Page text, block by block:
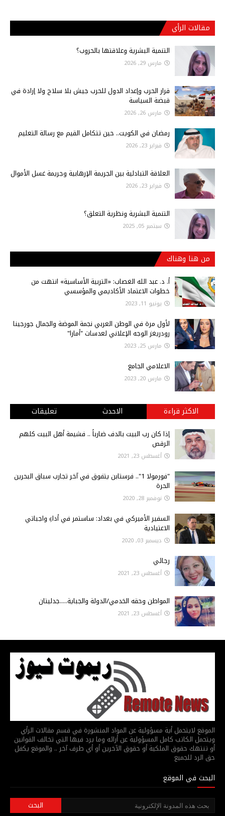
مقالات الرأي
التنمية البشرية وعلاقتها بالحروب؟
مارس 29, 2026
قرار الحرب وإعداد الدول للحرب جيش بلا سلاح ولا إرادة في
قبضة السياسة
مارس 26, 2026
رمضان في الكويت.. حين تتكامل القيم مع رسالة التعليم
فبراير 23, 2026
العلاقة التبادلية بين الجريمة الإرهابية وجريمة غسل الأموال
فبراير 23, 2026
التنمية البشرية ونظرية التعلق؟
سبتمبر 05, 2025
من هنا وهناك
أ‌. د. عبد الله الغصاب: «التربية الأساسية» انتهت من
خطوات الاعتماد الأكاديمي والمؤسسي
يونيو 11, 2023
لأول مرة في الوطن العربي نجمة الموضة والجمال جورجينا
رودريغز الوجه الإعلاني لعدسات "أمارا"
مارس 25, 2023
الاعلامي الجامع
مارس 20, 2023
الاكثر قراءة الاحدث تعليقات
إذا كان رب البيت بالدف ضارباً .. فشيمة أهل البيت كلهم
الرقص
أغسطس 23, 2021
"فورمولا 1".. فرستابن يتفوق في آخر تجارب سباق البحرين
الحرة
نوفمبر 28, 2020
السفير الأميركي في بغداد: ساستمر في أداءِ واجباتي
الاعتيادية
ديسمبر 03, 2020
رجائي
أغسطس 23, 2021
المواطن وحقه الخدمي/الدولة والجباية.....جدليتان
أغسطس 23, 2021
الموقع لايتحمل أية مسؤولية عن المواد المنشورة في قسم مقالات الرأي
ويتحمل الكاتب كامل المسؤولية عن أرائه وما يرد فيها التي تخالف القوانين
أو تنتهك حقوق الملكية أو حقوق الآخرين أو أي طرف آخر .. والموقع يكفل
حق الرد للجميع
البحث في الموقع